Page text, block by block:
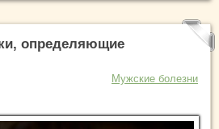
определяющие
Мужские болезни